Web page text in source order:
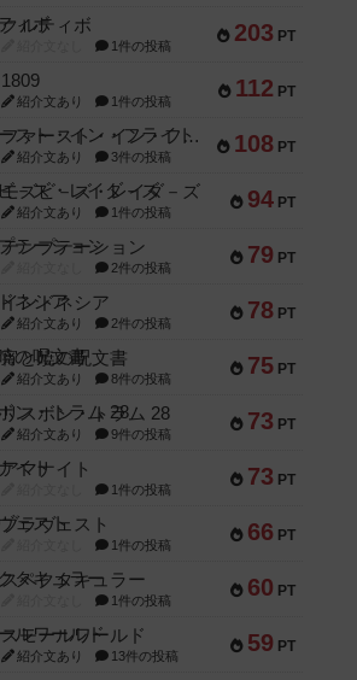
203 PT
クルティボ
1件の投稿
112 PT
1809
紹介文あり 1件の投稿
108 PT
ファースト・イン・フライト
紹介文あり 3件の投稿
94 PT
モズビ－ズ・レイダ－ズ
紹介文あり 1件の投稿
79 PT
テンプテーション
2件の投稿
78 PT
インドネシア
紹介文あり 2件の投稿
75 PT
宵と暁の呪文書
紹介文あり 8件の投稿
73 PT
リスボン・トラム 28
紹介文あり 9件の投稿
73 PT
アマナイト
1件の投稿
66 PT
ブラヴェスト
1件の投稿
60 PT
スペクタキュラー
1件の投稿
59 PT
スモールワールド
紹介文あり 13件の投稿